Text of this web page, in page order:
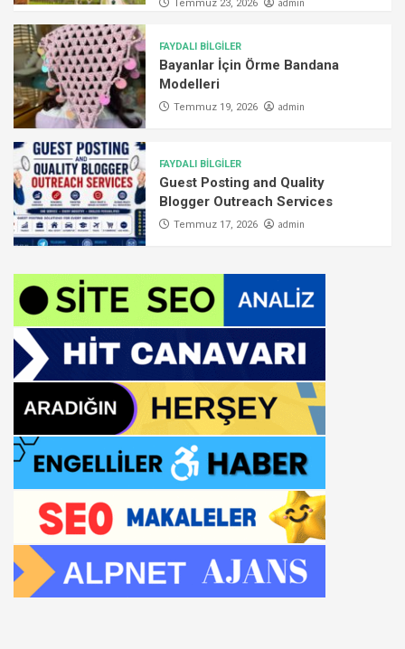
Temmuz 23, 2026
FAYDALI BİLGİLER
Bayanlar İçin Örme Bandana
Modelleri
Temmuz 19, 2026 admin
FAYDALI BİLGİLER
Guest Posting and Quality
Blogger Outreach Services
Temmuz 17, 2026 admin